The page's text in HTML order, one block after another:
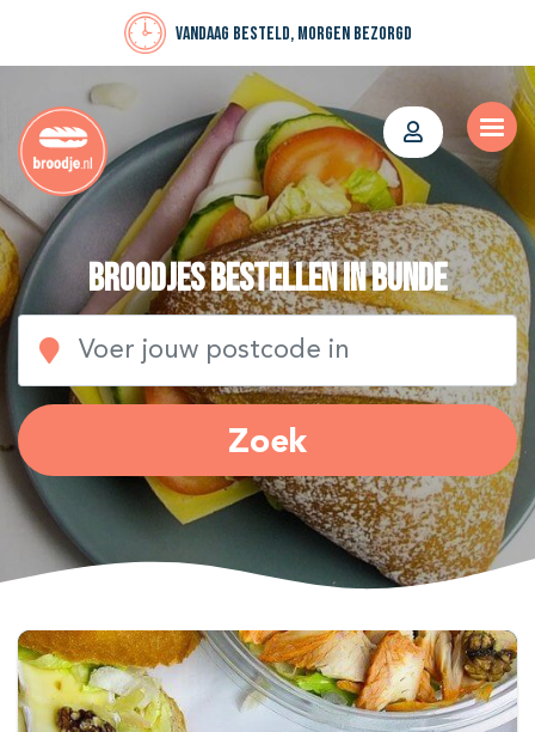
Vandaag besteld, morgen bezorgd
Broodjes bestellen in Bunde
Zoek